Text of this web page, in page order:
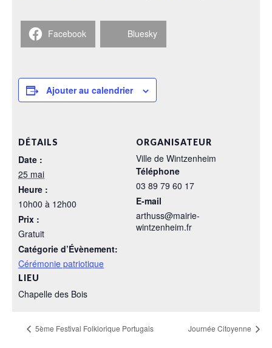
Facebook Bluesky
Ajouter au calendrier
DÉTAILS
Date :
25 mai
Heure :
10h00 à 12h00
Prix :
Gratuit
Catégorie d’Évènement:
Cérémonie patriotique
LIEU
Chapelle des Bois
ORGANISATEUR
Ville de Wintzenheim
Téléphone
03 89 79 60 17
E-mail
arthuss@mairie-
wintzenheim.fr
5ème Festival Folklorique Portugais Journée Citoyenne